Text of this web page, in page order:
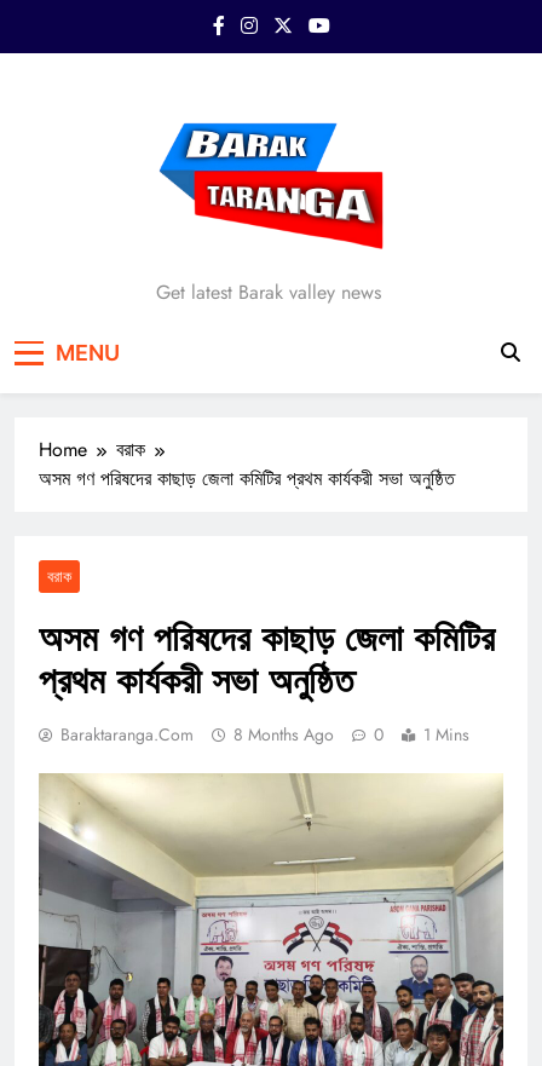
Barak Taranga
Get latest Barak valley news
MENU
Home
বরাক
অসম গণ পরিষদের কাছাড় জেলা কমিটির প্রথম কার্যকরী সভা অনুষ্ঠিত
বরাক
অসম গণ পরিষদের কাছাড় জেলা কমিটির
প্রথম কার্যকরী সভা অনুষ্ঠিত
Baraktaranga.com 8 Months Ago 0 1 Mins